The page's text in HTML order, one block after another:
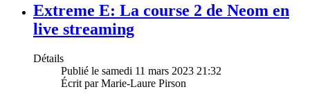
Extreme E: La course 2 de Neom en
live streaming
Détails
Publié le samedi 11 mars 2023 21:32
Écrit par Marie-Laure Pirson